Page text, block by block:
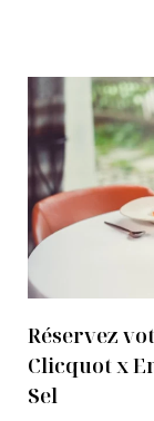
Réservez
Clicquot x
Sel